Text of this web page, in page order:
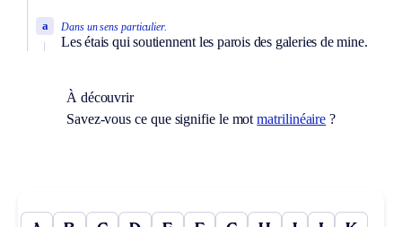
Dans un sens particulier.
Les étais qui soutiennent les parois des galeries de mine.
a
À découvrir
Savez-vous ce que signifie le motmatrilinéaire ?